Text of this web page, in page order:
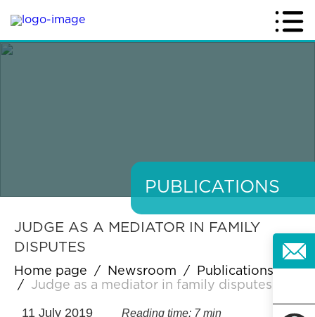
PUBLICATIONS
JUDGE AS A MEDIATOR IN FAMILY
DISPUTES
Home page / Newsroom /
Publications
/
Judge as a mediator in family disputes
11 July 2019 Reading time: 7 min